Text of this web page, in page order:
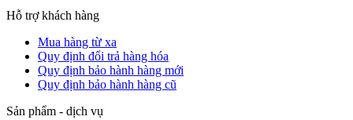
Hỗ trợ khách hàng
Mua hàng từ xa
Quy định đổi trả hàng hóa
Quy định bảo hành hàng mới
Quy định bảo hành hàng cũ
Sản phẩm - dịch vụ